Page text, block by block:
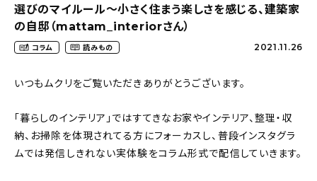
新着記事
選びのマイルール〜小さく住まう楽しさを感じる、建築家
の自邸（mattam_interiorさん）
コラム 読みもの 2021.11.26
いつもムクリをご覧いただきありがとうございます。
「暮らしのインテリア」ではすてきなお家やインテリア、整理・収
納、お掃除を体現されてる方にフォーカスし、普段インスタグラ
ムでは発信しきれない実体験をコラム形式で配信していきます。